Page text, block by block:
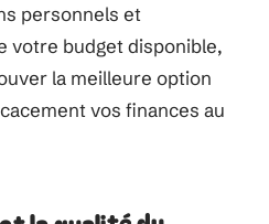
personnels et
votre budget disponible,
la meilleure option
vos finances au